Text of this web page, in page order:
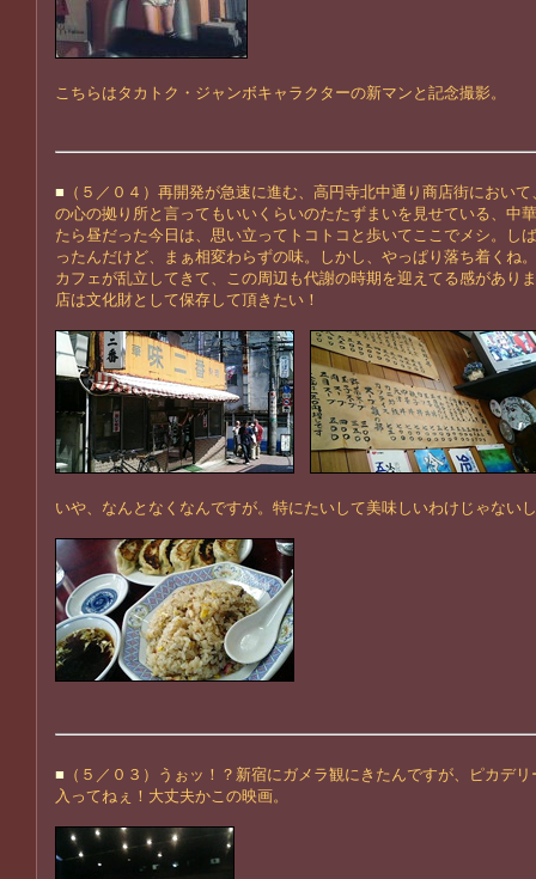
こちらはタカトク・ジャンボキャラクターの新マンと記念撮影。
■ （５／０４）再開発が急速に進む、高円寺北中通り商店街におい
の心の拠り所と言ってもいいくらいのたたずまいを見せている、中
たら昼だった今日は、思い立ってトコトコと歩いてここでメシ。し
ったんだけど、まぁ相変わらずの味。しかし、やっぱり落ち着くね
カフェが乱立してきて、この周辺も代謝の時期を迎えてる感があり
店は文化財として保存して頂きたい！
いや、なんとなくなんですが。特にたいして美味しいわけじゃない
■ （５／０３）うぉッ！？新宿にガメラ観にきたんですが、ピカデ
入ってねぇ！大丈夫かこの映画。